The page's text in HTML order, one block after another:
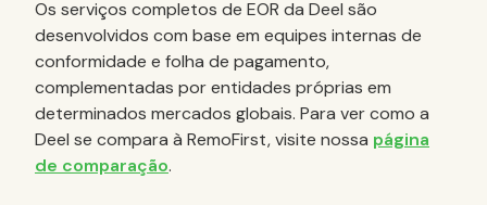
Os serviços completos de EOR da Deel são
desenvolvidos com base em equipes internas de
conformidade e folha de pagamento,
complementadas por entidades próprias em
determinados mercados globais. Para ver como a
Deel se compara à RemoFirst, visite nossa página
de comparação.